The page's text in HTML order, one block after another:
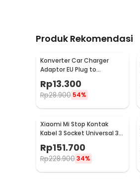
Produk Rekomendasi
Konverter Car Charger
Adaptor EU Plug to
Cigarette Socket 12V
500mA - KYA109
Rp13.300
Rp28.900 54%
Xiaomi Mi Stop Kontak
Kabel 3 Socket Universal 3
XMCXB01QMN (ORIGINAL)
Rp151.700
Rp228.900 34%